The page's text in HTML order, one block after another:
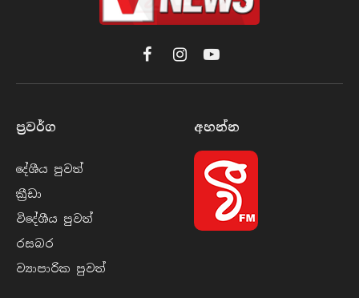
FacebookInstagramYouTube
ප්‍රවර්​ග
දේශීය පුව​ත්
ක්‍රී​ඩා
විදේශීය පුව​ත්
රසබ​ර
ව්‍යාපාරික පුව​ත්
අහන්​න